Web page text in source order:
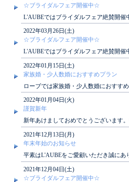
ランがご..
☆ブライダルフェア開催中☆
L'AUBEではブライダルフェア絶賛開催
はもちろん、平日も開催しております！
お越..
2022年03月26日(土)
☆ブライダルフェア開催中☆
L'AUBEではブライダルフェア絶賛開催
はもちろん、平日も開催しております！
お越..
2022年01月15日(土)
家族婚・少人数婚におすすめプラン
ローブでは家族婚・少人数婚におすす
ざいます！アットホームな結婚式がした
す♪詳し..
2022年01月04日(火)
謹賀新年
新年あけましておめでとうございます
深く感謝申し上げます。本年も皆さまに
2021年12月13日(月)
年末年始のお知らせ
平素はL'AUBEをご愛顧いただき誠にあ
始休業期間につきまして、下記の通りご
2021年12月04日(土)
☆ブライダルフェア開催中☆